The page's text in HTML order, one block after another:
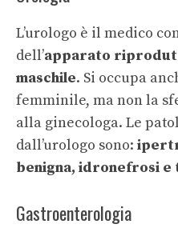
L’urologo è il medico
dell’apparato
maschile. Si occupa
femminile, ma non la
alla ginecologa. Le
dall’urologo sono:
benigna, idronefrosi
Gastroenterologia